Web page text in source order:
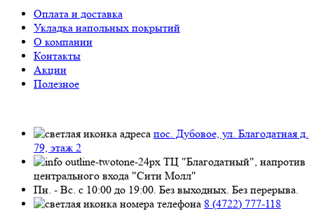
Оплата и доставка
Укладка напольных покрытий
О компании
Контакты
Акции
Полезное
пос. Дубовое, ул. Благодатная д.
79, этаж 2
ТЦ "Благодатный", напротив
центрального входа "Сити Молл"
Пн. - Вс. с 10:00 до 19:00. Без выходных. Без перерыва.
8 (4722) 777-118